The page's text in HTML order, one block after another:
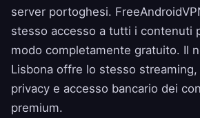
server portoghesi.
stesso accesso a tutti i contenuti
modo completamente gratuito. Il
Lisbona offre lo stesso
privacy e accesso bancario dei
premium.